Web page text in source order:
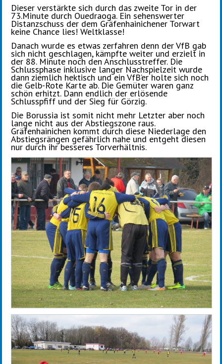
Dieser verstärkte sich durch das zweite Tor in der
73.Minute durch Ouedraoga. Ein sehenswerter
Distanzschuss der dem Gräfenhainichener Torwart
keine Chance lies! Weltklasse!
Danach wurde es etwas zerfahren denn der VfB gab
sich nicht geschlagen, kämpfte weiter und erzielt in
der 88. Minute noch den Anschlusstreffer. Die
Schlussphase inklusive langer Nachspielzeit wurde
dann ziemlich hektisch und ein VfB’er holte sich noch
die Gelb-Rote Karte ab. Die Gemüter waren ganz
schön erhitzt. Dann endlich der erlösende
Schlusspfiff und der Sieg für Görzig.
Die Borussia ist somit nicht mehr Letzter aber noch
lange nicht aus der Abstiegszone raus.
Gräfenhainichen kommt durch diese Niederlage den
Abstiegsrängen gefährlich nahe und entgeht diesen
nur durch ihr besseres Torverhältnis.